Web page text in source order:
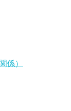
係）